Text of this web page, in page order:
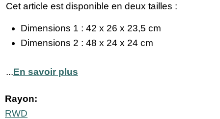
Cet article est disponible en deux tailles :
Dimensions 1 : 42 x 26 x 23,5 cm
Dimensions 2 : 48 x 24 x 24 cm
...En savoir plus
Rayon:
RWD